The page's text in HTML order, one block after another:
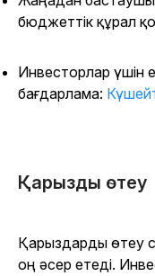
бюджеттік құрал
Инвесторлар үшін
бағдарлама:
Қарызды өтеу
Қарыздарды өтеу
оң әсер етеді.